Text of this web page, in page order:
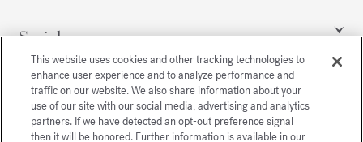
Social
Tutti i diritti riservati
This website uses cookies and other tracking technologies to
enhance user experience and to analyze performance and
traffic on our website. We also share information about your
use of our site with our social media, advertising and analytics
partners. If we have detected an opt-out preference signal
then it will be honored. Further information is available in our